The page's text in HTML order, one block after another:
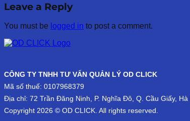
Leave a Reply
You must be logged in to post a comment.
CÔNG TY TNHH TƯ VẤN QUẢN LÝ OD CLICK
Mã số thuế: 0107968379
Địa chỉ: 72 Trần Đăng Ninh, P. Nghĩa Đô, Q. Cầu Giấy, Hà
Copyright 2026 © OD CLICK. All rights reserved.